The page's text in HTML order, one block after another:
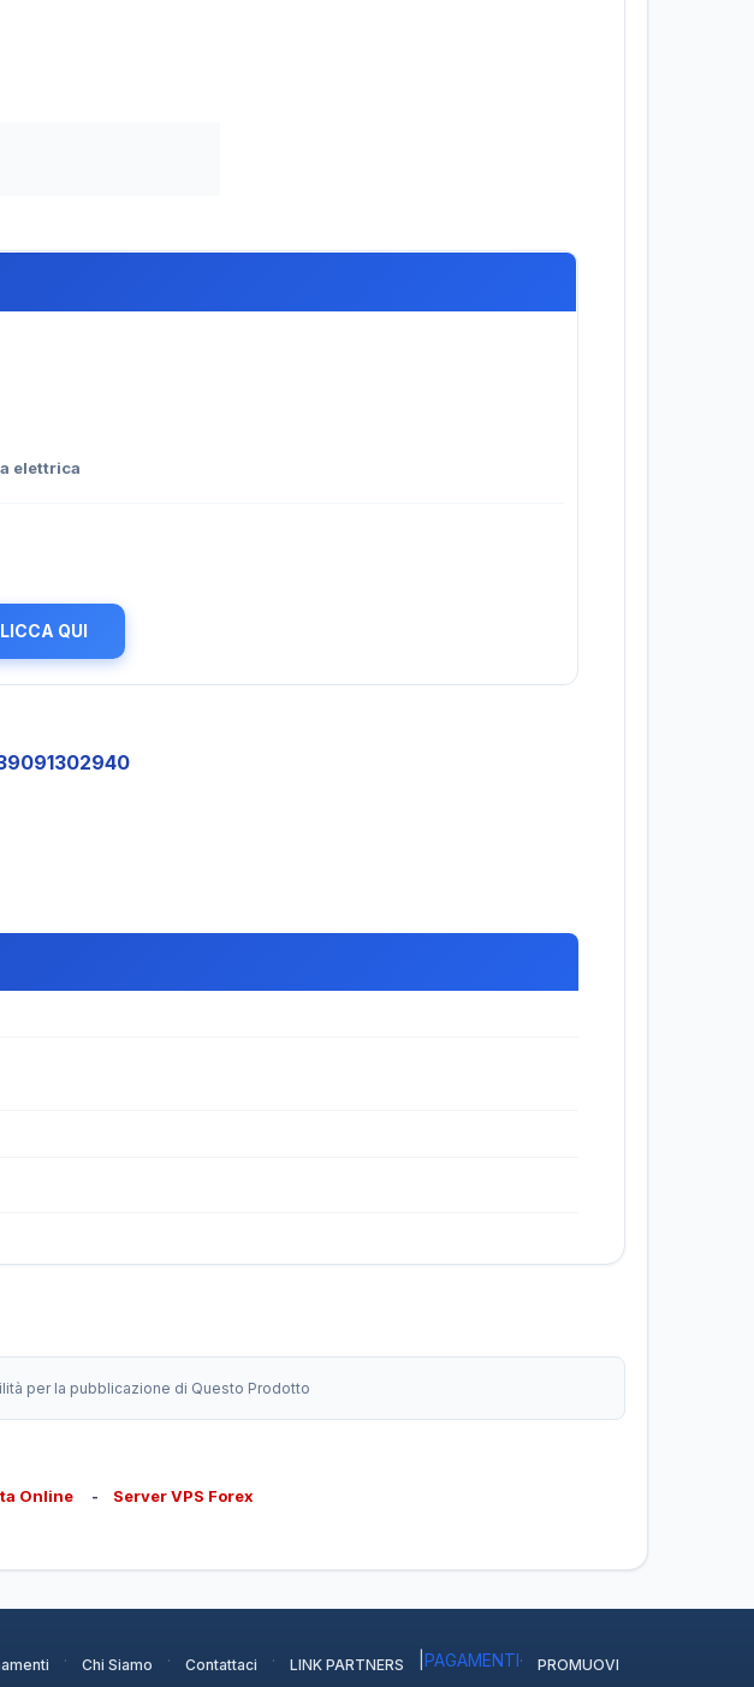
elettrica
QUI
per la pubblicazione di Questo Prodotto
Online - Server VPS Forex
· Chi Siamo · Contattaci · LINK PARTNERS PAGAMENTI· PROMUOVI